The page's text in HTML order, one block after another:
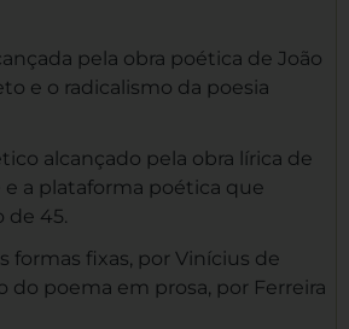
pela obra poética de João
e o radicalismo da poesia
alcançado pela obra lírica de
e a plataforma poética que
de 45.
formas fixas, por Vinícius de
do poema em prosa, por Ferreira